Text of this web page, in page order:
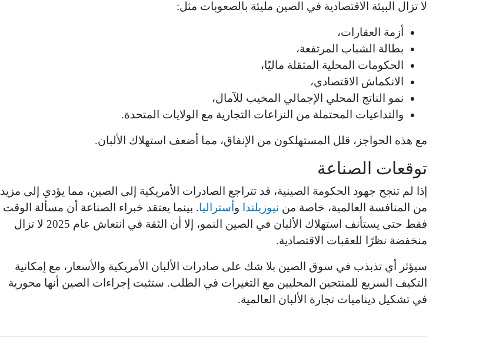
لا تزال البيئة الاقتصادية في الصين مليئة بالصعوبات مثل:
أزمة العقارات،
بطالة الشباب المرتفعة،
الحكومات المحلية المثقلة ماليًا،
الانكماش الاقتصادي،
نمو الناتج المحلي الإجمالي المخيب للآمال،
والتداعيات المحتملة من النزاعات التجارية مع الولايات المتحدة.
مع هذه الحواجز، قلل المستهلكون من الإنفاق، مما أضعف استهلاك الألبان.
توقعات الصناعة
إذا لم تنجح جهود الحكومة الصينية، قد تتراجع الصادرات الأمريكية إلى الصين، مما يؤدي إلى مزيد
من المنافسة العالمية، خاصة من نيوزيلندا و أستراليا. بينما يعتقد خبراء الصناعة أن مسألة الوقت
فقط حتى يستأنف استهلاك الألبان في الصين النمو، إلا أن الثقة في انتعاش عام 2025 لا تزال
منخفضة نظرًا للعقبات الاقتصادية.
سيؤثر أي تذبذب في سوق الصين بلا شك على صادرات الألبان الأمريكية والأسعار، مع إمكانية
التكيف السريع للمنتجين المحليين مع التغيرات في الطلب. ستثبت إجراءات الصين أنها محورية
في تشكيل ديناميات تجارة الألبان العالمية.